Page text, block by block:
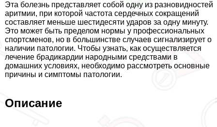
Эта болезнь представляет собой одну из разновидностей
аритмии, при которой частота сердечных сокращений
составляет меньше шестидесяти ударов за одну минуту.
Это может быть пределом нормы у профессиональных
спортсменов, но в большинстве случаев сигнализирует о
наличии патологии. Чтобы узнать, как осуществляется
лечение брадикардии народными средствами в
домашних условиях, необходимо рассмотреть основные
причины и симптомы патологии.
Описание